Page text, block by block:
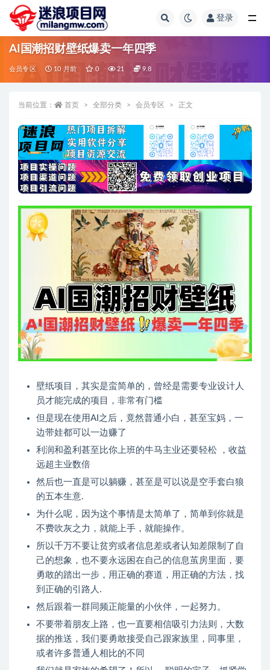
登录
AI国潮招财壁纸爆卖一年四季
会员专区 10 月前 0 21 9.8
当前位置： 首页 全部分类 会员专区 正文
壁纸项目，其实是蛮简单的，曾经是需要专业设计人
员才能完成的项目，非常有门槛
但是现在使用AI之后，竟然普通小白，甚至宝妈，一
边带娃都可以一边赚了
利润和盈利甚至比你上班的牛马主业还要轻松 ，收益
远超主业数倍
然后也一直是可以躺赚，甚至是可以说是空手套白狼
的五本生意.
为什么呢，因为这个事情是太简单了，简单到你就是
不费吹灰之力，就能上手，就能操作。
所以千万不要让贫穷或者信息差或者认知差限制了自
己的想象，也不要永远困在自己的信息茧房里面，要
勇敢的踏出一步，用正确的赛道，用正确的方法，找
到正确的引路人.
然后跟着一群同频正能量的小伙伴，一起努力。
不要带着朋友上路，也一直要相信吸引力法则，大数
据的推送，我们要勇敢接受自己跟家族里，同事里，
或者许多普通人相比的不同
全部